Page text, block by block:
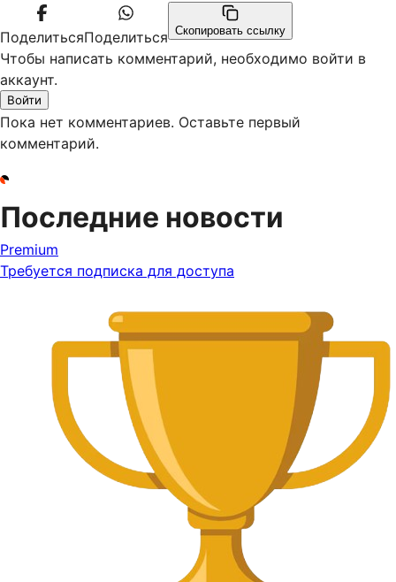
ПоделитьсяПоделиться Скопировать ссылку
Чтобы написать комментарий, необходимо войти в
аккаунт.
Войти
Пока нет комментариев. Оставьте первый
комментарий.
Последние новости
Premium
Требуется подписка для доступа